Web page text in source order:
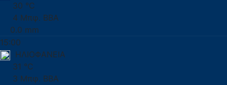
30 °C
4 Μπφ. ΒΒΑ
0.0 mm
15:00
ΗΛΙΟΦΑΝΕΙΑ
31 °C
3 Μπφ. ΒΒΑ